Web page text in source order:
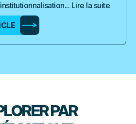
Lire la suite
PAR